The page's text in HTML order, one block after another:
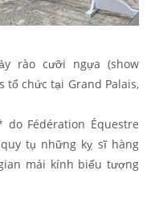
rào cưỡi ngựa (show
tổ chức tại Grand Palais,
Fédération Équestre
tụ những kỵ sĩ hàng
mái kính biểu tượng